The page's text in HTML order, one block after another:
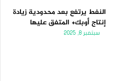
النفط يرتفع بعد محدودية زيادة
إنتاج أوبك+ المتفق عليها
سبتمبر 8, 2025